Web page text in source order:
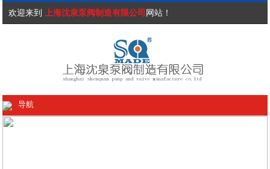
欢迎来到 上海沈泉泵阀制造有限公司 网站！
导航